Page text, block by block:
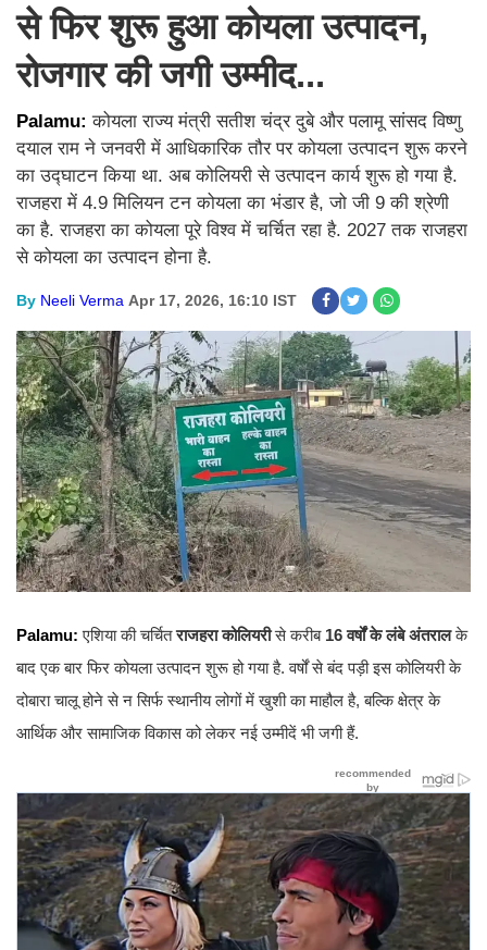
से फिर शुरू हुआ कोयला उत्पादन,
रोजगार की जगी उम्मीद...
Palamu:कोयला राज्य मंत्री सतीश चंद्र दुबे और पलामू सांसद विष्णु
दयाल राम ने जनवरी में आधिकारिक तौर पर कोयला उत्पादन शुरू करने
का उद्घाटन किया था. अब कोलियरी से उत्पादन कार्य शुरू हो गया है.
राजहरा में 4.9 मिलियन टन कोयला का भंडार है, जो जी 9 की श्रेणी
का है. राजहरा का कोयला पूरे विश्व में चर्चित रहा है. 2027 तक राजहरा
से कोयला का उत्पादन होना है.
By Neeli Verma Apr 17, 2026, 16:10 IST
Palamu: एशिया की चर्चितराजहरा कोलियरीसे करीब 16 वर्षों के लंबे अंतरालके
बाद एक बार फिर कोयला उत्पादन शुरू हो गया है. वर्षों से बंद पड़ी इस कोलियरी के
दोबारा चालू होने से न सिर्फ स्थानीय लोगों में खुशी का माहौल है, बल्कि क्षेत्र के
आर्थिक और सामाजिक विकास को लेकर नई उम्मीदें भी जगी हैं.